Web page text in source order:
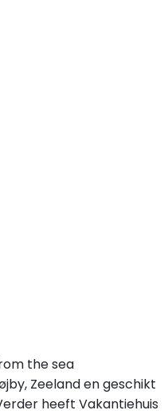
the sea
Zeeland en geschikt
heeft Vakantiehuis